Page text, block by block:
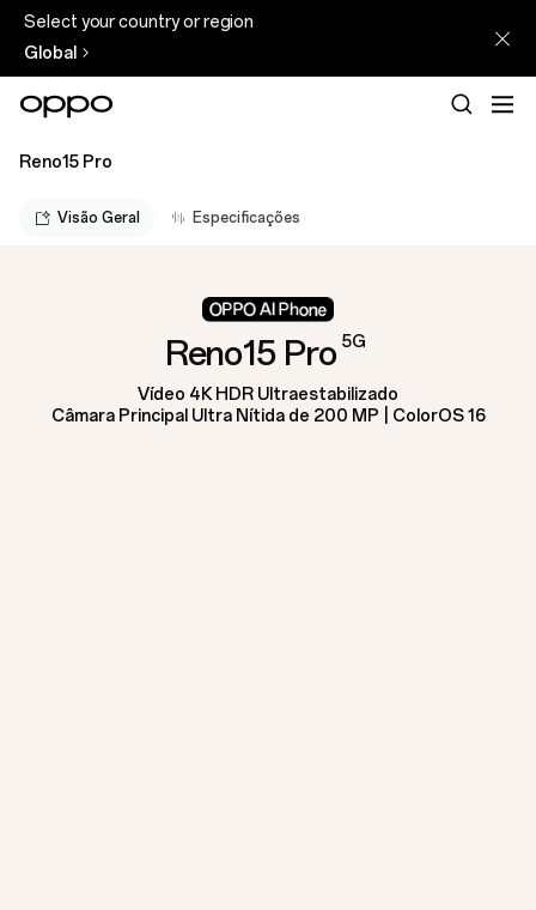
Select your country or region
Global
Reno15 Pro
Visão Geral Especificações
Reno15 Pro 5G
Vídeo 4K HDR Ultraestabilizado
Câmara Principal Ultra Nítida de 200 MP | ColorOS 16